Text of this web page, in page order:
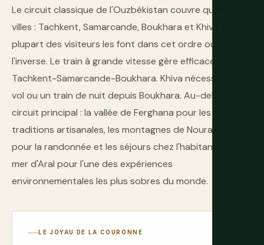
Le circuit classique de l'Ouzbékistan couvre quatre
villes : Tachkent, Samarcande, Boukhara et Khiva. La
plupart des visiteurs les font dans cet ordre ou
l'inverse. Le train à grande vitesse gère efficacement
Tachkent-Samarcande-Boukhara. Khiva nécessite un
vol ou un train de nuit depuis Boukhara. Au-delà du
circuit principal : la vallée de Ferghana pour les
traditions artisanales, les montagnes de Nourataou
pour la randonnée et les séjours chez l'habitant, et la
mer d'Aral pour l'une des expériences
environnementales les plus sobres du monde.
LE JOYAU DE LA COURONNE